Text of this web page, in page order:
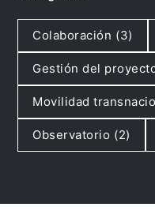
Colaboración (3)
Gestión del
Movilidad
Observatorio (2)